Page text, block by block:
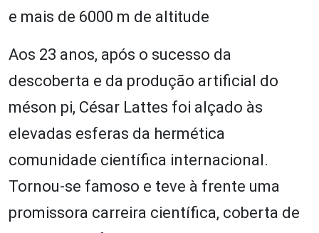
e mais de 6000 m de altitude
Aos 23 anos, após o sucesso da
descoberta e da produção artificial do
méson pi, César Lattes foi alçado às
elevadas esferas da hermética
comunidade científica internacional.
Tornou-se famoso e teve à frente uma
promissora carreira científica, coberta de